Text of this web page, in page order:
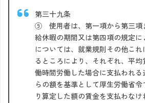
第三十九条
⑨ 使用者は、第一項から第三項
給休暇の期間又は第四項の規定
については、就業規則その他こ
るところにより、それぞれ、平
働時間労働した場合に支払われ
らの額を基準として厚生労働省
り算定した額の賃金を支払わなけ